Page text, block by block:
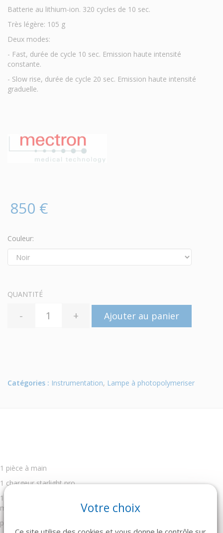
Batterie au lithium-ion. 320 cycles de 10 sec.
Très légère: 105 g
Deux modes:
- Fast, durée de cycle 10 sec. Emission haute intensité
constante.
- Slow rise, durée de cycle 20 sec. Emission haute intensité
graduelle.
850 €
Couleur:
QUANTITÉ
- + Ajouter au panier
Catégories : Instrumentation, Lampe à photopolymeriser
1 pièce à main
1 chargeur starlight pro
1 fibre optique noire diamètre 8 mm, avec connexion clic-clac en
métal
protection optique
Votre choix